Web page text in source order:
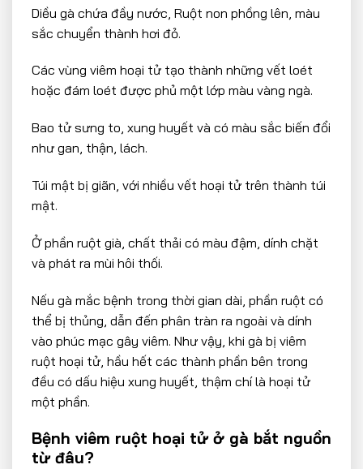
Diều gà chứa đầy nước, Ruột non phồng lên, màu
sắc chuyển thành hơi đỏ.
Các vùng viêm hoại tử tạo thành những vết loét
hoặc đám loét được phủ một lớp màu vàng ngà.
Bao tử sưng to, xung huyết và có màu sắc biến đổi
như gan, thận, lách.
Túi mật bị giãn, với nhiều vết hoại tử trên thành túi
mật.
Ở phần ruột già, chất thải có màu đậm, dính chặt
và phát ra mùi hôi thối.
Nếu gà mắc bệnh trong thời gian dài, phần ruột có
thể bị thủng, dẫn đến phân tràn ra ngoài và dính
vào phúc mạc gây viêm. Như vậy, khi gà bị viêm
ruột hoại tử, hầu hết các thành phần bên trong
đều có dấu hiệu xung huyết, thậm chí là hoại tử
một phần.
Bệnh viêm ruột hoại tử ở gà bắt nguồn
từ đâu?